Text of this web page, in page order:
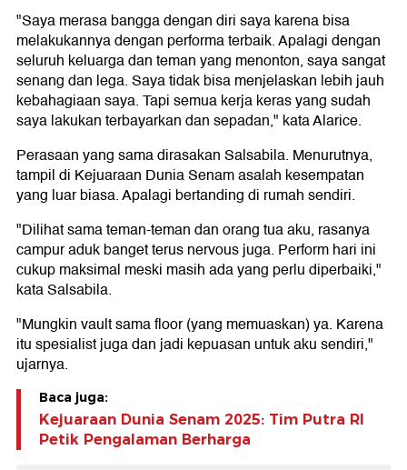
"Saya merasa bangga dengan diri saya karena bisa
melakukannya dengan performa terbaik. Apalagi dengan
seluruh keluarga dan teman yang menonton, saya sangat
senang dan lega. Saya tidak bisa menjelaskan lebih jauh
kebahagiaan saya. Tapi semua kerja keras yang sudah
saya lakukan terbayarkan dan sepadan," kata Alarice.
Perasaan yang sama dirasakan Salsabila. Menurutnya,
tampil di Kejuaraan Dunia Senam asalah kesempatan
yang luar biasa. Apalagi bertanding di rumah sendiri.
"Dilihat sama teman-teman dan orang tua aku, rasanya
campur aduk banget terus nervous juga. Perform hari ini
cukup maksimal meski masih ada yang perlu diperbaiki,"
kata Salsabila.
"Mungkin vault sama floor (yang memuaskan) ya. Karena
itu spesialist juga dan jadi kepuasan untuk aku sendiri,"
ujarnya.
Baca juga:
Kejuaraan Dunia Senam 2025: Tim Putra RI
Petik Pengalaman Berharga